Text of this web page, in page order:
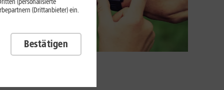
(Drittanbieter) ein.
Bestätigen